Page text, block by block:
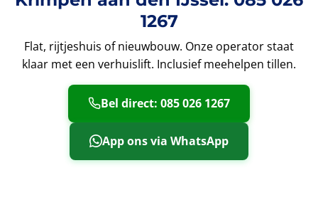
1267
Flat, rijtjeshuis of nieuwbouw. Onze operator staat
klaar met een verhuislift. Inclusief meehelpen tillen.
Bel direct: 085 026 1267
App ons via WhatsApp